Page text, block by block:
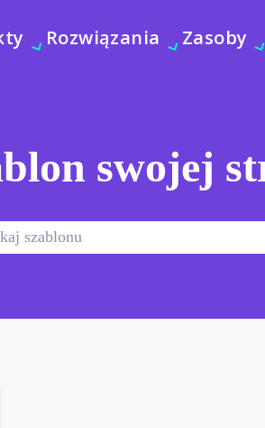
Rozwiązania Zasoby
swojej